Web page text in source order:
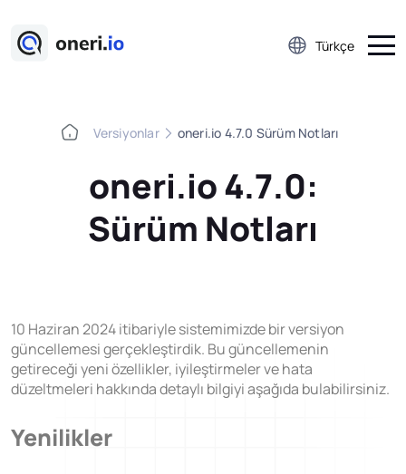
Türkçe
Platform
Çalışan Öneri Sistemi
5S Denetim Yönetimi
A3 Problem Çözme
Ramak Kala Raporlama
Dijital Denetim Yönetimi
Versiyonlar oneri.io 4.7.0 Sürüm Notları
oneri.io 4.7.0:
Sürüm Notları
10 Haziran 2024 itibariyle sistemimizde bir versiyon
güncellemesi gerçekleştirdik. Bu güncellemenin
getireceği yeni özellikler, iyileştirmeler ve hata
düzeltmeleri hakkında detaylı bilgiyi aşağıda bulabilirsiniz.
Yenilikler